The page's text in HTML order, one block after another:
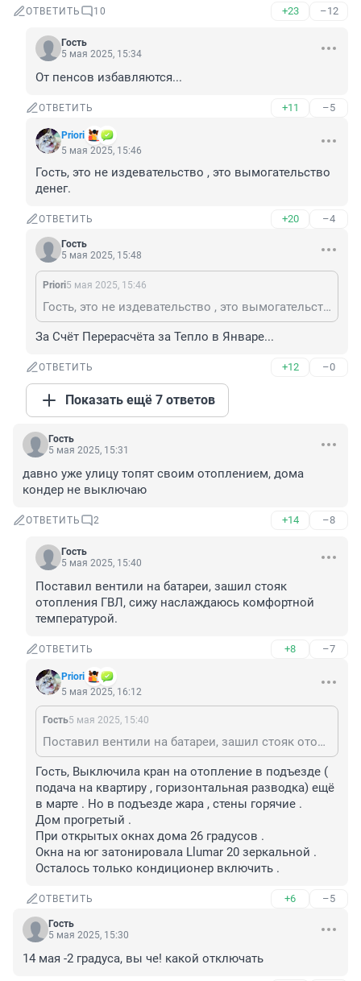
ОТВЕТИТЬ 10 +23 –12
Гость
5 мая 2025, 15:34
От пенсов избавляются...
ОТВЕТИТЬ +11 –5
Priori
5 мая 2025, 15:46
Гость, это не издевательство , это вымогательство
денег.
ОТВЕТИТЬ +20 –4
Гость
5 мая 2025, 15:48
Priori5 мая 2025, 15:46
Гость, это не издевательство , это вымогательство денег.
За Счёт Перерасчёта за Тепло в Январе...
ОТВЕТИТЬ +12 –0
Показать ещё 7 ответов
Гость
5 мая 2025, 15:31
давно уже улицу топят своим отоплением, дома
кондер не выключаю
ОТВЕТИТЬ 2 +14 –8
Гость
5 мая 2025, 15:40
Поставил вентили на батареи, зашил стояк
отопления ГВЛ, сижу наслаждаюсь комфортной
температурой.
ОТВЕТИТЬ +8 –7
Priori
5 мая 2025, 16:12
Гость5 мая 2025, 15:40
Поставил вентили на батареи, зашил стояк отопления ГВЛ, сижу наслаждаюсь комфортной температурой.
Гость, Выключила кран на отопление в подъезде (
подача на квартиру , горизонтальная разводка) ещё
в марте . Но в подъезде жара , стены горячие .
Дом прогретый .
При открытых окнах дома 26 градусов .
Окна на юг затонировала Llumar 20 зеркальной .
Осталось только кондиционер включить .
ОТВЕТИТЬ +6 –5
Гость
5 мая 2025, 15:30
14 мая -2 градуса, вы че! какой отключать